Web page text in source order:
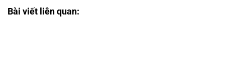
Bài viết liên quan: